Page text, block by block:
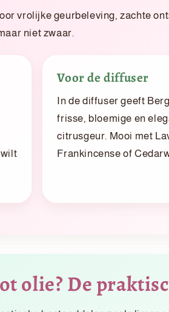
vrolijke geurbeleving, zachte
niet zwaar.
Voor de diffuser
In de diffuser geeft
frisse, bloemige en
citrusgeur. Mooi met
Frankincense of
olie? De